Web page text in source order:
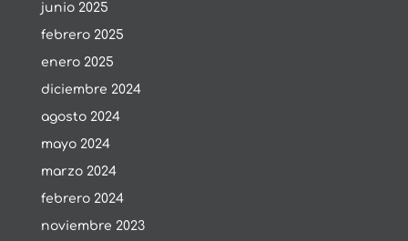
junio 2025
febrero 2025
enero 2025
diciembre 2024
agosto 2024
mayo 2024
marzo 2024
febrero 2024
noviembre 2023